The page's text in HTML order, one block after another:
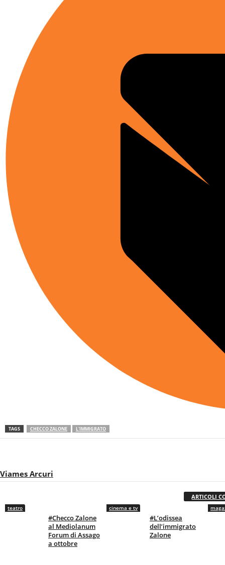
TAGS CHECCO ZALONE L'IMMIGRATO
Viames Arcuri
ARTICOLI
teatro
#Checco Zalone
al Mediolanum
Forum di Assago
a ottobre
cinema e tv
#L’odissea
dell’immigrato
Zalone